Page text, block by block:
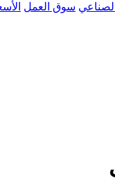
الصناعي سوق العمل